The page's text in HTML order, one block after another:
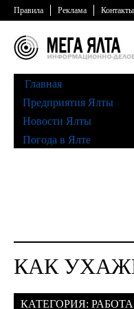
Правила Реклама Контакты
Главная
Предприятия Ялты
Новости Ялты
Погода в Ялте
КАК
КАТЕГОРИЯ: РАБОТА